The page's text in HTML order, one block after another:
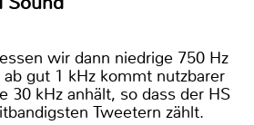
wir dann niedrige 750 Hz
ab gut 1 kHz kommt nutzbarer
30 kHz anhält, so dass der HS
Tweetern zählt.